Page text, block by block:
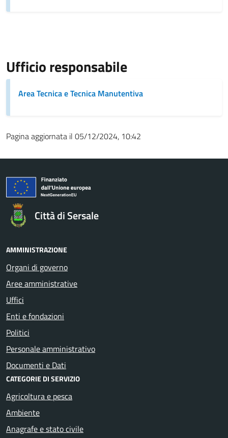
Ufficio responsabile
Area Tecnica e Tecnica Manutentiva
Pagina aggiornata il 05/12/2024, 10:42
Città di Sersale
AMMINISTRAZIONE
Organi di governo
Aree amministrative
Uffici
Enti e fondazioni
Politici
Personale amministrativo
Documenti e Dati
CATEGORIE DI SERVIZIO
Agricoltura e pesca
Ambiente
Anagrafe e stato civile